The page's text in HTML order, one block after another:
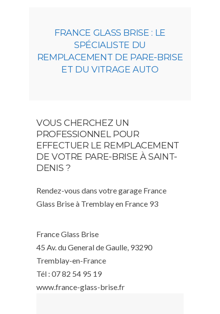
FRANCE GLASS BRISE : LE
SPÉCIALISTE DU
REMPLACEMENT DE PARE-BRISE
ET DU VITRAGE AUTO
VOUS CHERCHEZ UN
PROFESSIONNEL POUR
EFFECTUER LE REMPLACEMENT
DE VOTRE PARE-BRISE À SAINT-
DENIS ?
Rendez-vous dans votre garage France
Glass Brise à Tremblay en France 93
France Glass Brise
45 Av. du General de Gaulle, 93290
Tremblay-en-France
Tél : 07 82 54 95 19
www.france-glass-brise.fr